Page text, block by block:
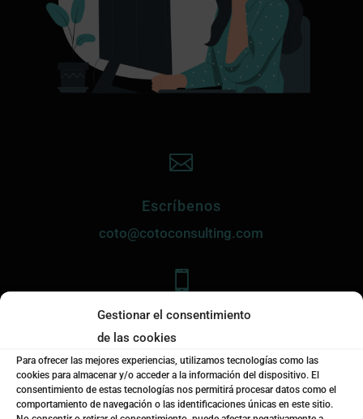
Gestionar el consentimiento
de las cookies
Para ofrecer las mejores experiencias, utilizamos tecnologías como las
cookies para almacenar y/o acceder a la información del dispositivo. El
consentimiento de estas tecnologías nos permitirá procesar datos como el
comportamiento de navegación o las identificaciones únicas en este sitio.

Escríbenos
coto@cotoconsulting.com

Llámanos
l